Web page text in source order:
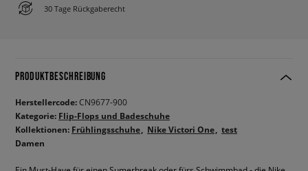
30 Tage Rückgaberecht
PRODUKTBESCHREIBUNG
Herstellercode:CN9677-900
Kategorie: Flip-Flops und Badeschuhe
Kollektionen: Frühlingsschuhe Nike Victori One test
Damen